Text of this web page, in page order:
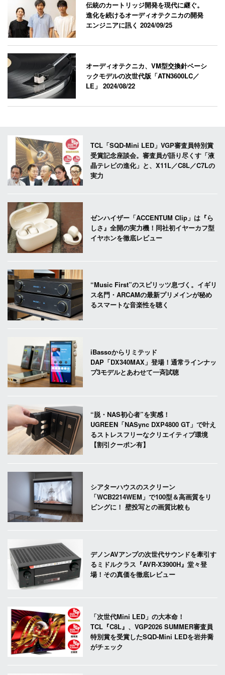
伝統のカートリッジ開発を現代に継ぐ。
進化を続けるオーディオテクニカの開発
エンジニアに訊く2024/09/25
オーディオテクニカ、VM型交換針ベーシ
ックモデルの次世代版「ATN3600LC／
LE」2024/08/22
TCL「SQD-Mini LED」VGP審査員特別賞
受賞記念座談会。審査員が語り尽くす「液
晶テレビの進化」と、X11L／C8L／C7Lの
実力
ゼンハイザー「ACCENTUM Clip」は『ら
しさ』全開の実力機！同社初イヤーカフ型
イヤホンを徹底レビュー
“Music First”のスピリッツ息づく。イギリ
ス名門・ARCAMの最新プリメインが秘め
るスマートな音楽性を聴く
iBassoからリミテッド
DAP「DX340MAX」登場！通常ラインナッ
プ3モデルとあわせて一斉試聴
“脱・NAS初心者”を実感！
UGREEN「NASync DXP4800 GT」で叶え
るストレスフリーなクリエイティブ環境
【割引クーポン有】
シアターハウスのスクリーン
「WCB2214WEM」で100型＆高画質をリ
ビングに！ 壁投写との画質比較も
デノンAVアンプの次世代サウンドを牽引す
るミドルクラス『AVR-X3900H』堂々登
場！その真価を徹底レビュー
「次世代Mini LED」の大本命！
TCL『C8L』、VGP2026 SUMMER審査員
特別賞を受賞したSQD-Mini LEDを岩井喬
がチェック